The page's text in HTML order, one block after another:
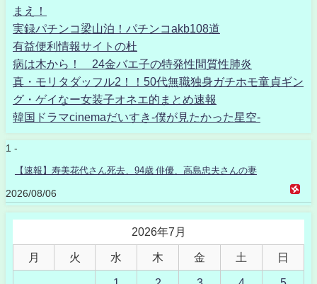
まえ！
実録パチンコ梁山泊！パチンコakb108道
有益便利情報サイトの杜
病は木から！ 24金バエ子の特発性間質性肺炎
真・モリタダッフル2！！50代無職独身ガチホモ童貞ギン
グ・ゲイなー女装子オネエ的まとめ速報
韓国ドラマcinemaだいすき-僕が見たかった星空-
1 -
【速報】寿美花代さん死去、94歳 俳優、高島忠夫さんの妻
2026/08/06
2026年7月
月 火 水 木 金 土 日